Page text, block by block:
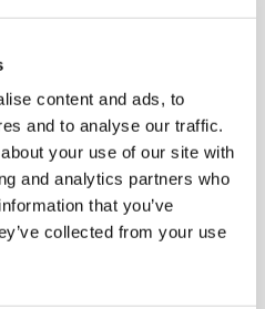
content and ads, to
and to analyse our traffic.
your use of our site with
and analytics partners who
that you’ve
collected from your use
alan koulutukseen.